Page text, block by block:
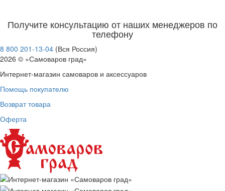
Получите консультацию от наших менеджеров по
телефону
8 800 201-13-04 (Вся Россия)
2026 © «Самоваров град»
Интернет-магазин самоваров и аксессуаров
Помощь покупателю
Возврат товара
Оферта